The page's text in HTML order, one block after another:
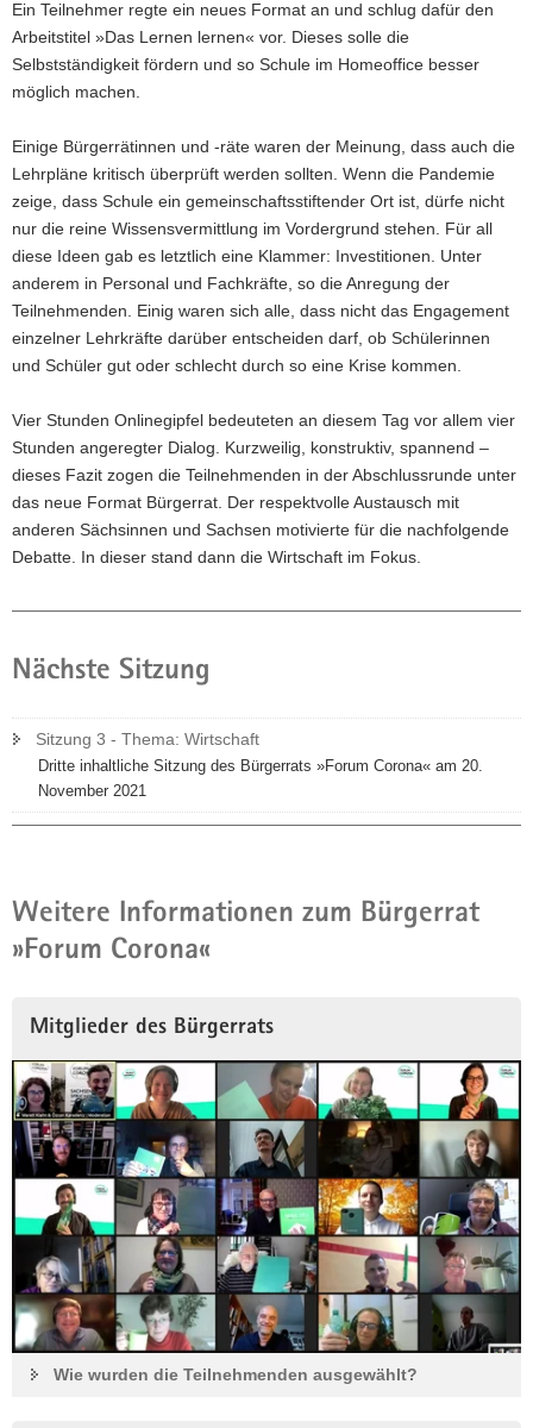
die
Ergebnisse
und
die
erarbeiteten
Handlungsempfehlungen
gemeinsamen
Abschlussplenum
präsentiert
und
Ein Teilnehmer regte ein neues Format an und schlug dafür den
Arbeitstitel »Das Lernen lernen« vor. Dieses solle die
Selbstständigkeit fördern und so Schule im Homeoffice besser
möglich machen.
Einige Bürgerrätinnen und -räte waren der Meinung, dass auch die
Lehrpläne kritisch überprüft werden sollten. Wenn die Pandemie
zeige, dass Schule ein gemeinschaftsstiftender Ort ist, dürfe nicht
nur die reine Wissensvermittlung im Vordergrund stehen. Für all
diese Ideen gab es letztlich eine Klammer: Investitionen. Unter
anderem in Personal und Fachkräfte, so die Anregung der
Teilnehmenden. Einig waren sich alle, dass nicht das Engagement
einzelner Lehrkräfte darüber entscheiden darf, ob Schülerinnen
und Schüler gut oder schlecht durch so eine Krise kommen.
Vier Stunden Onlinegipfel bedeuteten an diesem Tag vor allem vier
Stunden angeregter Dialog. Kurzweilig, konstruktiv, spannend –
dieses Fazit zogen die Teilnehmenden in der Abschlussrunde unter
das neue Format Bürgerrat. Der respektvolle Austausch mit
anderen Sächsinnen und Sachsen motivierte für die nachfolgende
Debatte. In dieser stand dann die Wirtschaft im Fokus.
Nächste Sitzung
Sitzung 3 - Thema: Wirtschaft
Dritte inhaltliche Sitzung des Bürgerrats »Forum Corona« am 20.
November 2021
Weitere Informationen zum Bürgerrat
»Forum Corona«
Mitglieder des Bürgerrats
Wie wurden die Teilnehmenden ausgewählt?